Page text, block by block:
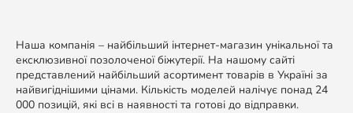
Наша компанія – найбільший інтернет-магазин унікальної та
ексклюзивної позолоченої біжутерії. На нашому сайті
представлений найбільший асортимент товарів в Україні за
найвигіднішими цінами. Кількість моделей налічує понад 24
000 позицій, які всі в наявності та готові до відправки.